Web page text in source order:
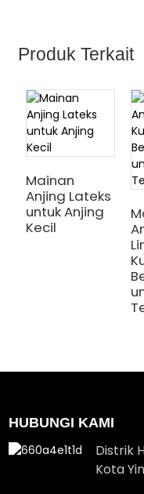
Produk Terkait
Mainan
Anjing Lateks
untuk Anjing
Kecil
HUBUNGI KAMI
Distrik
Kota